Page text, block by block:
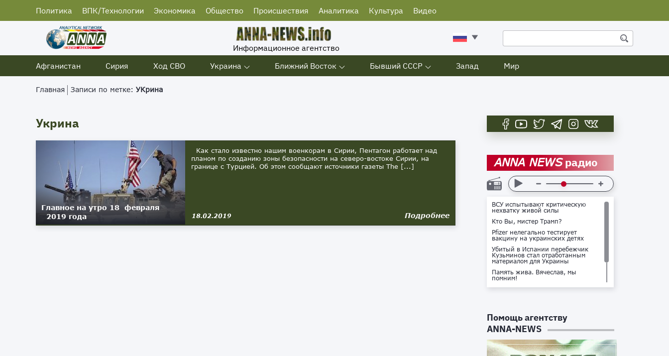
Политика ВПК/Технологии Экономика Общество Происшествия Аналитика Культура Видео
Информационное агентство
Афганистан
Сирия Ход СВО Украина Ближний Восток Бывший СССР Запад Мир
Главная Записи по метке: УКрина
Укрина
Главное на утро 18 февраля
2019 года
Как стало известно нашим военкорам в Сирии, Пентагон работает над
планом по созданию зоны безопасности на северо-востоке Сирии, на
границе с Турцией. Об этом сообщают источники газеты The [...]
18.02.2019 Подробнее
ANNA NEWSрадио
ВСУ испытывают критическую
нехватку живой силы
Кто Вы, мистер Трамп?
Pfizer нелегально тестирует
вакцину на украинских детях
Убитый в Испании перебежчик
Кузьминов стал отработанным
материалом для Украины
Память жива. Вячеслав, мы
помним!
Не доставайся ты никому!
Помощь агентству
ANNA-NEWS